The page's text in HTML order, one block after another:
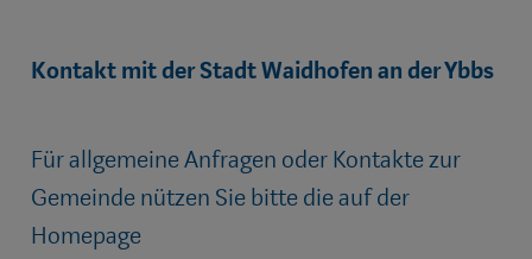
Kontakt mit der Stadt Waidhofen an der Ybbs
Für allgemeine Anfragen oder Kontakte zur
Gemeinde nützen Sie bitte die auf der
Homepage